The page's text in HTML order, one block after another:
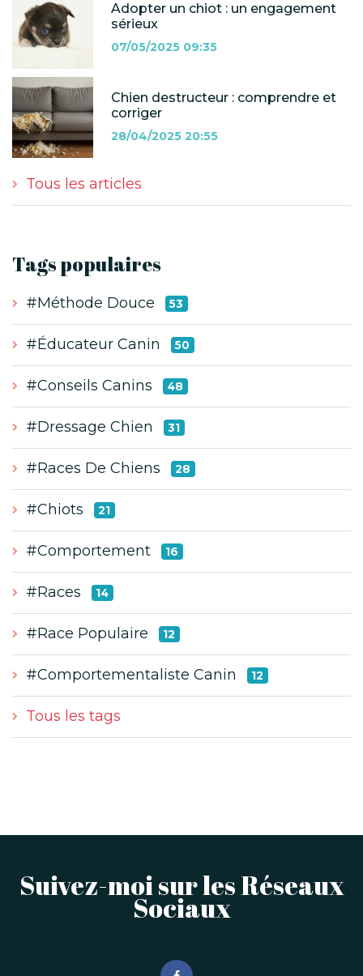
Adopter un chiot : un engagement
sérieux
07/05/2025 09:35
Chien destructeur : comprendre et
corriger
28/04/2025 20:55
Tous les articles
Tags populaires
#Méthode Douce 53
#Éducateur Canin 50
#Conseils Canins 48
#Dressage Chien 31
#Races De Chiens 28
#Chiots 21
#Comportement 16
#Races 14
#Race Populaire 12
#Comportementaliste Canin 12
Tous les tags
Suivez-moi sur les Réseaux
Sociaux